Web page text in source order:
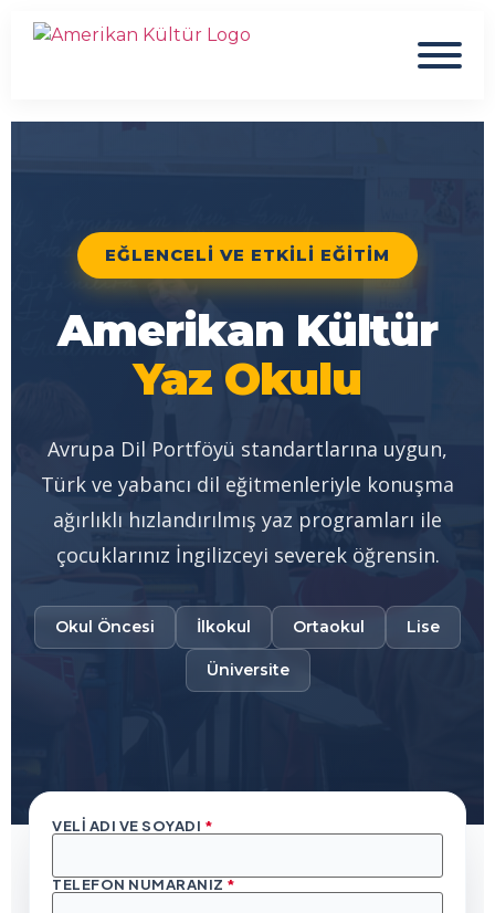
EĞLENCELI VE ETKILI EĞITIM
Amerikan Kültür
Yaz Okulu
Avrupa Dil Portföyü standartlarına uygun,
Türk ve yabancı dil eğitmenleriyle konuşma
ağırlıklı hızlandırılmış yaz programları ile
çocuklarınız İngilizceyi severek öğrensin.
Okul Öncesi İlkokul Ortaokul Lise
Üniversite
VELI ADI VE SOYADI *
TELEFON NUMARANIZ *